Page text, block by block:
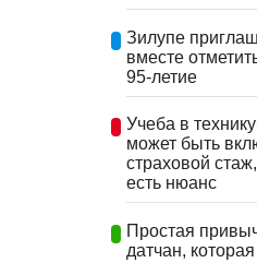
Зилупе
вместе
95-летие
Учеба в
может быть
страховой
есть нюанс
Простая
датчан, которая